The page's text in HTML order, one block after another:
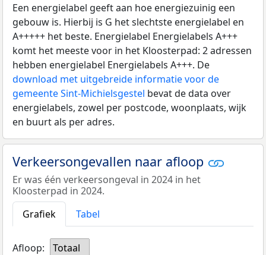
Een energielabel geeft aan hoe energiezuinig een
gebouw is. Hierbij is G het slechtste energielabel en
A+++++ het beste. Energielabel Energielabels A+++
komt het meeste voor in het Kloosterpad: 2 adressen
hebben energielabel Energielabels A+++. De
download met uitgebreide informatie voor de
gemeente Sint-Michielsgestel bevat de data over
energielabels, zowel per postcode, woonplaats, wijk
en buurt als per adres.
Verkeersongevallen naar afloop
Er was één verkeersongeval in 2024 in het
Kloosterpad in 2024.
Grafiek
Tabel
Afloop: Totaal